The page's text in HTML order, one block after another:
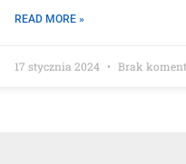
READ MORE »
17 stycznia 2024 Brak